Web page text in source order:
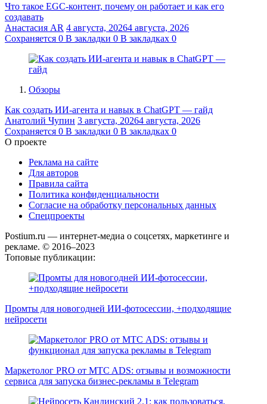
Что такое EGC-контент, почему он работает и как его
создавать
Анастасия AR 4 августа, 20264 августа, 2026
Сохраняется 0 В закладки 0 В закладках 0
Обзоры
Как создать ИИ-агента и навык в ChatGPT — гайд
Анатолий Чупин 3 августа, 20264 августа, 2026
Сохраняется 0 В закладки 0 В закладках 0
О проекте
Реклама на сайте
Для авторов
Правила сайта
Политика конфиденциальности
Согласие на обработку персональных данных
Спецпроекты
Postium.ru — интернет-медиа о соцсетях, маркетинге и
рекламе. © 2016–2023
Топовые публикации:
Промты для новогодней ИИ-фотосессии, +подходящие
нейросети
Маркетолог PRO от MTC ADS: отзывы и возможности
сервиса для запуска бизнес-рекламы в Telegram